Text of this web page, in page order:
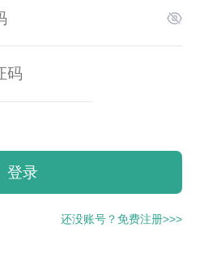
登录
还没账号？免费注册>>>